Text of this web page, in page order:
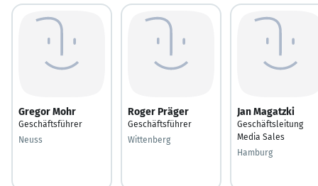
Gregor Mohr
Geschäftsführer
Neuss
Roger Präger
Geschäftsführer
Wittenberg
Jan Magatzki
Geschäftsleitung
Media Sales
Hamburg